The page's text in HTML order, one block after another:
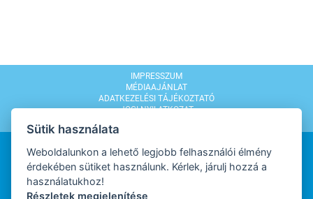
IMPRESSZUM
MÉDIAAJÁNLAT
ADATKEZELÉSI TÁJÉKOZTATÓ
JOGI NYILATKOZAT
Sütik használata
Weboldalunkon a lehető legjobb felhasználói élmény
érdekében sütiket használunk. Kérlek, járulj hozzá a
használatukhoz!
Részletek megjelenítése